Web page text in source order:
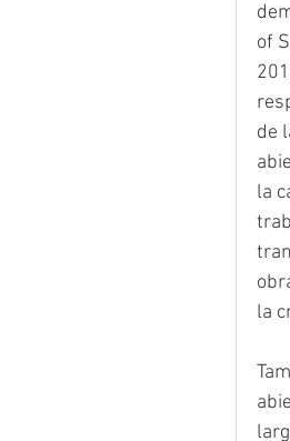
of
de
la
la